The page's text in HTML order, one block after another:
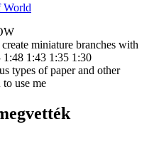
World
miniature branches with
1:48 1:43 1:35 1:30
types of paper and other
use me